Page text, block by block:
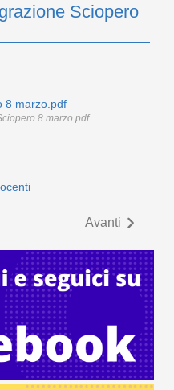
Sciopero
8 marzo.pdf
8 marzo.pdf
Avanti